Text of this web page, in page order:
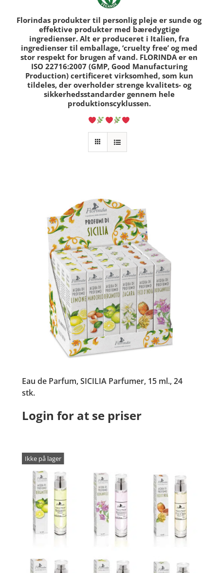
Florindas produkter til personlig pleje er sunde og
effektive produkter med bæredygtige
ingredienser. Alt er produceret i Italien, fra
ingredienser til emballage, ‘cruelty free’ og med
stor respekt for brugen af vand. FLORINDA er en
ISO 22716:2007 (GMP, Good Manufacturing
Production) certificeret virksomhed, som kun
tildeles, der overholder strenge kvalitets- og
sikkerhedsstandarder gennem hele
produktionscyklussen.
Eau de Parfum, SICILIA Parfumer, 15 ml., 24
stk.
Login for at se priser
Ikke på lager